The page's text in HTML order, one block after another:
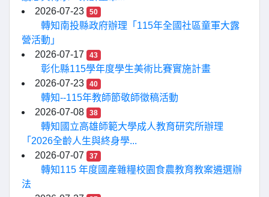
2026-07-23
50
轉知南投縣政府辦理「115年全國社區童軍大露
營活動」
2026-07-17
43
彰化縣115學年度學生美術比賽實施計畫
2026-07-23
40
轉知--115年教師節敬師徵稿活動
2026-07-08
38
轉知國立高雄師範大學成人教育研究所辦理
「2026全齡人生與終身學...
2026-07-07
37
轉知115 年度國產雜糧校園食農教育教案遴選辦
法